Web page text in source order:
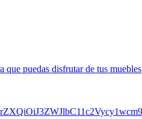
que puedas disfrutar de tus muebles